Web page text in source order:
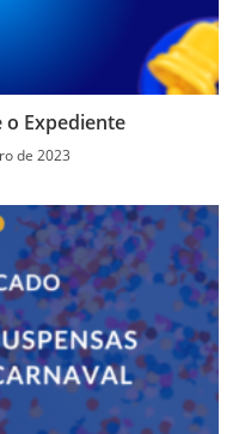
Expediente
de 2023